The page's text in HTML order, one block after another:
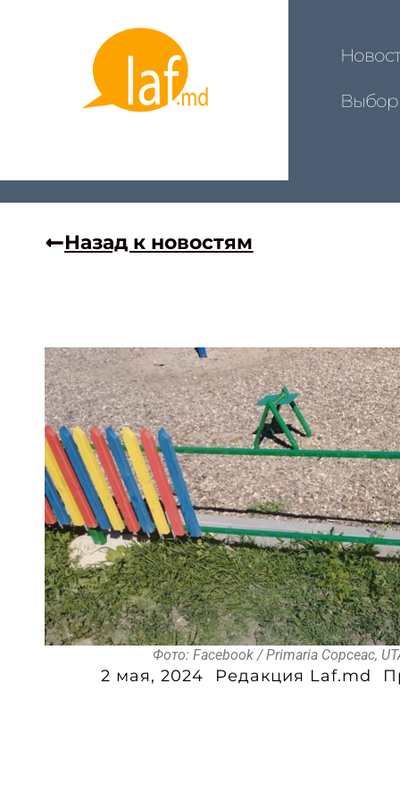
Назад к новостям
Фото: Facebook / Primaria Copceac,
2 мая, 2024 Редакция Laf.md